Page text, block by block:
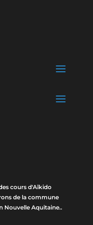
cours d'Aîkido
de la commune
Nouvelle Aquitaine..